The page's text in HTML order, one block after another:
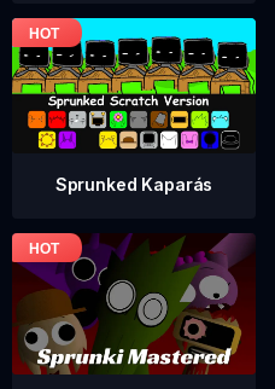
Sprunked Kaparás